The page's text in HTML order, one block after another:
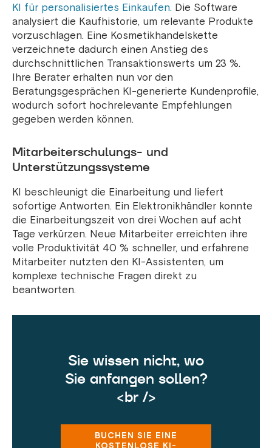
KI für personalisiertes Einkaufen. Die Software
analysiert die Kaufhistorie, um relevante Produkte
vorzuschlagen. Eine Kosmetikhandelskette
verzeichnete dadurch einen Anstieg des
durchschnittlichen Transaktionswerts um 23 %.
Ihre Berater erhalten nun vor den
Beratungsgesprächen KI-generierte Kundenprofile,
wodurch sofort hochrelevante Empfehlungen
gegeben werden können.
Mitarbeiterschulungs- und
Unterstützungssysteme
KI beschleunigt die Einarbeitung und liefert
sofortige Antworten. Ein Elektronikhändler konnte
die Einarbeitungszeit von drei Wochen auf acht
Tage verkürzen. Neue Mitarbeiter erreichten ihre
volle Produktivität 40 % schneller, und erfahrene
Mitarbeiter nutzten den KI-Assistenten, um
komplexe technische Fragen direkt zu
beantworten.
Sie wissen nicht, wo
Sie anfangen sollen?
<br />
BUCHEN SIE EINE
KOSTENLOSE KI-